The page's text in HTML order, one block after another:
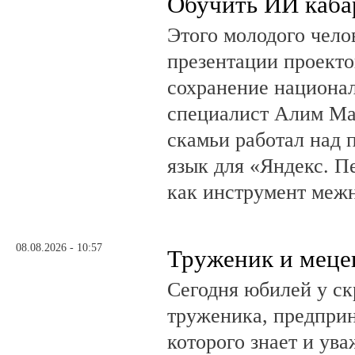
Этого молодого
презентации
сохранение
специалист Алим
скамьи работал над
язык для «Яндекс.
как инструмент
08.08.2026 - 10:57 Труженик и
Сегодня юбилей у
труженика,
которого знает и